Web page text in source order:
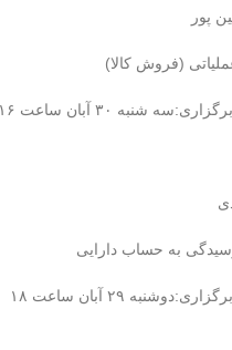
پور
(فروش کالا)
شنبه ۳۰ آبان ساعت ۱۶
به حساب دارایی
۲۹ آبان ساعت ۱۸